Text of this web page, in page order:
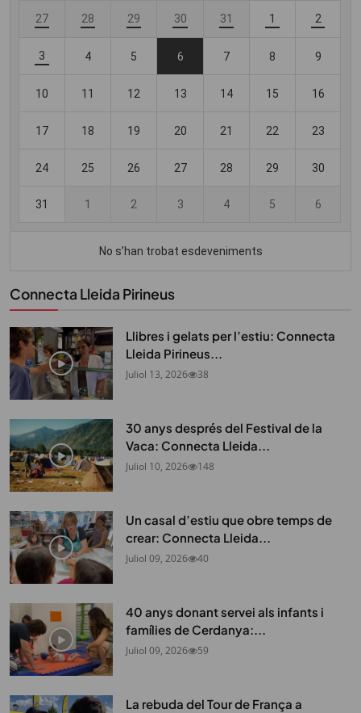
Connecta Lleida Pirineus
Llibres i gelats per l’estiu: Connecta
Lleida Pirineus...
Juliol 13, 2026 38
30 anys després del Festival de la
Vaca: Connecta Lleida...
Juliol 10, 2026 148
Un casal d’estiu que obre temps de
crear: Connecta Lleida...
Juliol 09, 2026 40
40 anys donant servei als infants i
famílies de Cerdanya:...
Juliol 09, 2026 59
La rebuda del Tour de França a